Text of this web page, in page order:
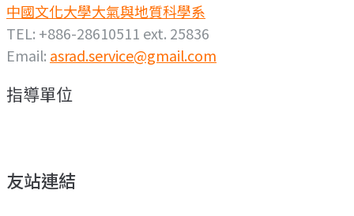
中國文化大學大氣與地質科學系
TEL: +886-28610511 ext. 25836
Email: asrad.service@gmail.com
指導單位
友站連結